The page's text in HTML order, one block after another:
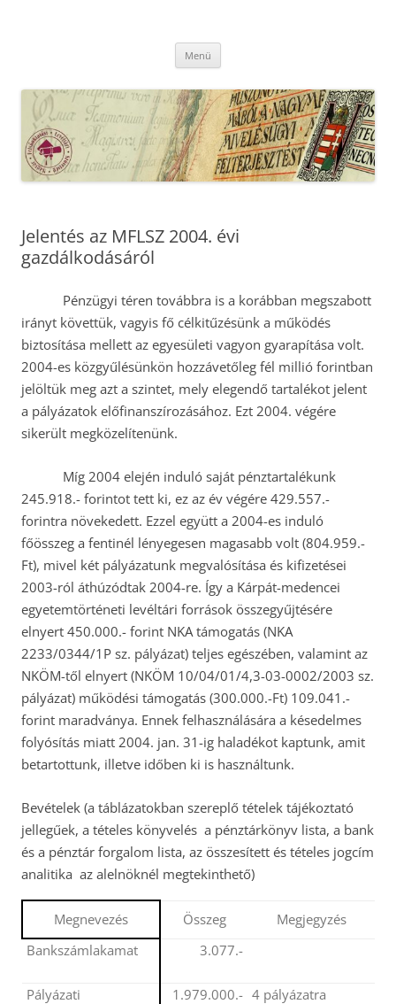
Menü
Jelentés az MFLSZ 2004. évi
gazdálkodásáról
Pénzügyi téren továbbra is a korábban megszabott
irányt követtük, vagyis fő célkitűzésünk a működés
biztosítása mellett az egyesületi vagyon gyarapítása volt.
2004-es közgyűlésünkön hozzávetőleg fél millió forintban
jelöltük meg azt a szintet, mely elegendő tartalékot jelent
a pályázatok előfinanszírozásához. Ezt 2004. végére
sikerült megközelítenünk.
Míg 2004 elején induló saját pénztartalékunk
245.918.- forintot tett ki, ez az év végére 429.557.-
forintra növekedett. Ezzel együtt a 2004-es induló
főösszeg a fentinél lényegesen magasabb volt (804.959.-
Ft), mivel két pályázatunk megvalósítása és kifizetései
2003-ról áthúzódtak 2004-re. Így a Kárpát-medencei
egyetemtörténeti levéltári források összegyűjtésére
elnyert 450.000.- forint NKA támogatás (NKA
2233/0344/1P sz. pályázat) teljes egészében, valamint az
NKÖM-től elnyert (NKÖM 10/04/01/4,3-03-0002/2003 sz.
pályázat) működési támogatás (300.000.-Ft) 109.041.-
forint maradványa. Ennek felhasználására a késedelmes
folyósítás miatt 2004. jan. 31-ig haladékot kaptunk, amit
betartottunk, illetve időben ki is használtunk.
Bevételek (a táblázatokban szereplő tételek tájékoztató
jellegűek, a tételes könyvelés  a pénztárkönyv lista, a bank
és a pénztár forgalom lista, az összesített és tételes jogcím
analitika  az alelnöknél megtekinthető)
Megnevezés Összeg
Megjegyzés
Bankszámlakamat
3.077.-
Pályázati
1.979.000.- 4 pályázatra